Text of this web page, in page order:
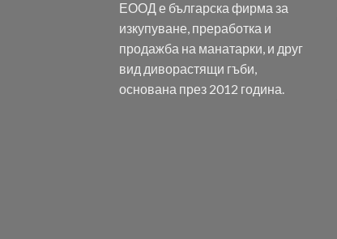
ЕООД е българска фирма за
изкупуване, преработка и
продажба на манатарки, и друг
вид диворастящи гъби,
основана през 2012 година.